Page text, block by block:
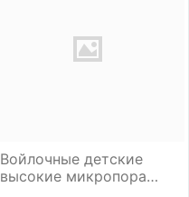
Войлочные детские
высокие микропора